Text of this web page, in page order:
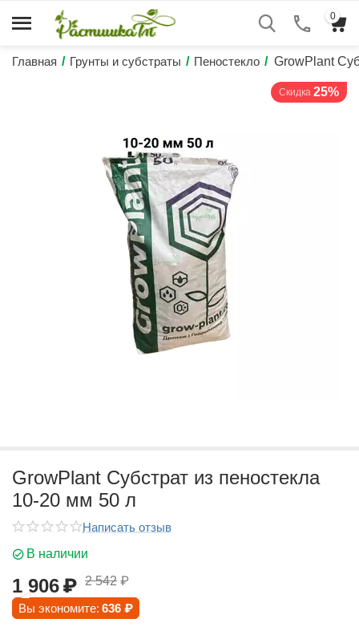
0
Главная / Грунты и субстраты / Пеностекло / GrowPlant
Скидка 25%
GrowPlant Субстрат из пеностекла
10-20 мм 50 л
Написать отзыв
В наличии
1 906₽ 2 542 ₽
Вы экономите: 636 ₽